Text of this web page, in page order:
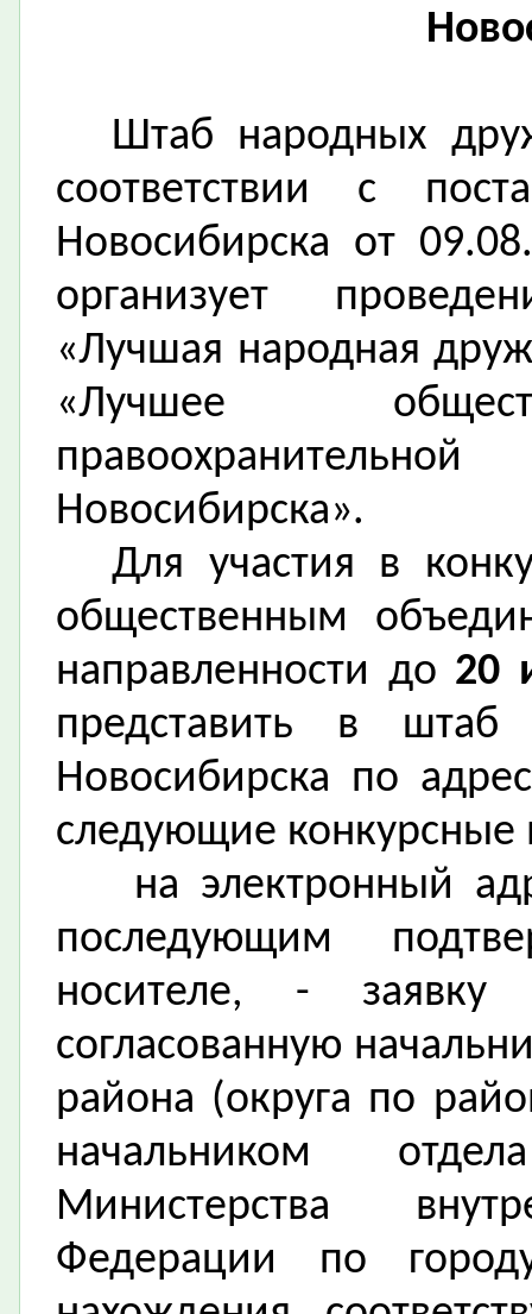
Штаб народных
соответствии с
Новосибирска от
организует
«Лучшая народная
«Лучшее
Новосибирска».
Для участия в
общественным
направленности до 20
представить в
Новосибирска по
следующие конкурсные
на электронный
последующим
носителе, -
согласованную
района (округа по
начальником
Министерства
Федерации по